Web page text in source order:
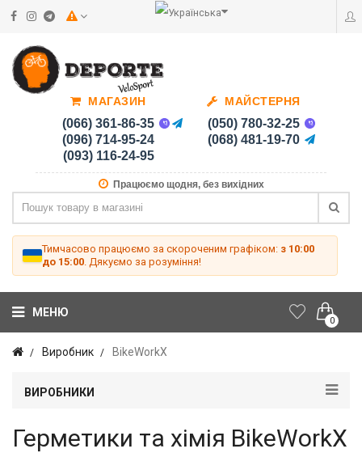
МАГАЗИН
(066) 361-86-35
(096) 714-95-24
(093) 116-24-95
МАЙСТЕРНЯ
(050) 780-32-25
(068) 481-19-70
Працюємо щодня, без вихідних
Тимчасово працюємо за скороченим графіком: з 10:00
до 15:00 . Дякуємо за розуміння!
0
МЕНЮ
Виробник BikeWorkX
ВИРОБНИКИ
Герметики та хімія BikeWorkX